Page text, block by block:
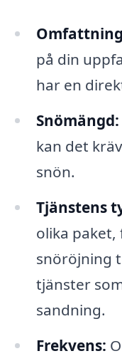
på din
har en
Snömängd:
kan det
snön.
Tjänstens
olika
snöröjning
tjänster
sandning.
Frekvens: